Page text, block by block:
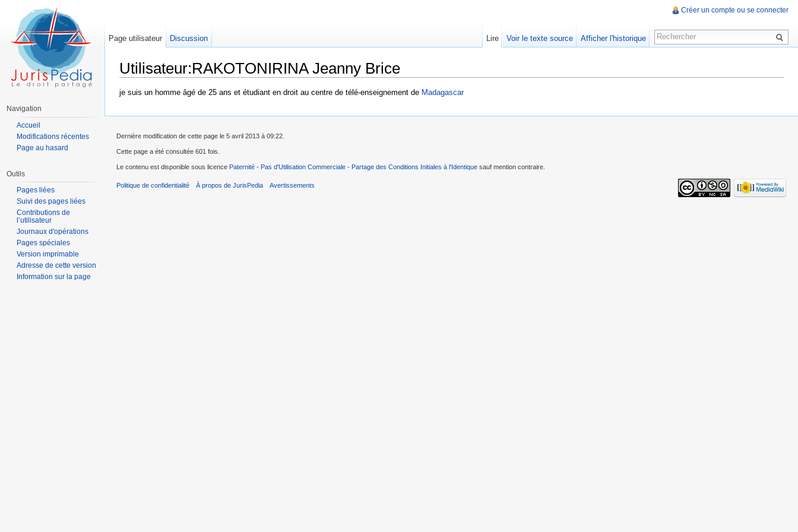
Utilisateur:RAKOTONIRINA Jeanny Brice
je suis un homme âgé de 25 ans et étudiant en droit au centre de télé-enseignement de Madagascar
Créer un compte ou se connecter
Page utilisateur Discussion Lire Voir le texte source Afficher l'historique
Navigation
Accueil
Modifications récentes
Page au hasard
Outils
Pages liées
Suivi des pages liées
Contributions de
l’utilisateur
Journaux d'opérations
Pages spéciales
Version imprimable
Adresse de cette version
Information sur la page
Dernière modification de cette page le 5 avril 2013 à 09:22.
Cette page a été consultée 601 fois.
Le contenu est disponible sous licence Paternité - Pas d'Utilisation Commerciale - Partage des Conditions Initiales à l'Identique sauf mention contraire.
Politique de confidentialité À propos de JurisPedia Avertissements